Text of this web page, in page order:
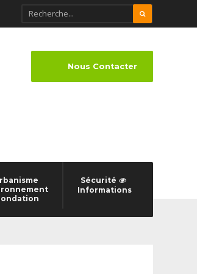
Sécurité
Informations
Nous Contacter